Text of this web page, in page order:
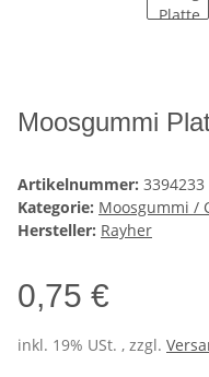
Moosgummi
Artikelnummer: 3394233
Kategorie: Moosgummi /
Hersteller: Rayher
0,75 €
inkl. 19% USt. , zzgl.